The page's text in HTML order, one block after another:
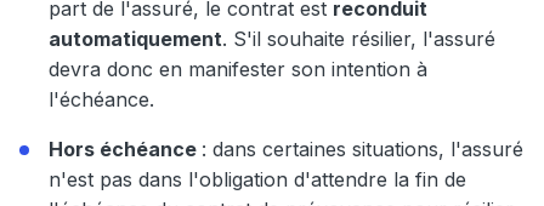
part de l'assuré, le contrat est reconduit
automatiquement. S'il souhaite résilier, l'assuré
devra donc en manifester son intention à
l'échéance.
Hors échéance : dans certaines situations, l'assuré
n'est pas dans l'obligation d'attendre la fin de